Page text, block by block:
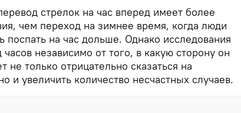
стрелок на час вперед имеет более
чем переход на зимнее время, когда люди
поспать на час дольше. Однако исследования
независимо от того, в какую сторону он
не только отрицательно сказаться на
и увеличить количество несчастных случаев.